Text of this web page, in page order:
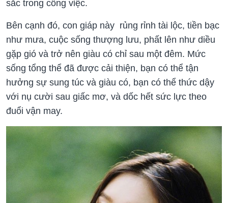
sắc trong công việc.
Bên cạnh đó, con giáp này rủng rỉnh tài lộc, tiền bạc
như mưa, cuộc sống thượng lưu, phất lên như diều
gặp gió và trở nên giàu có chỉ sau một đêm. Mức
sống tổng thể đã được cải thiện, bạn có thể tận
hưởng sự sung túc và giàu có, bạn có thể thức dậy
với nụ cười sau giấc mơ, và dốc hết sức lực theo
đuổi vận may.